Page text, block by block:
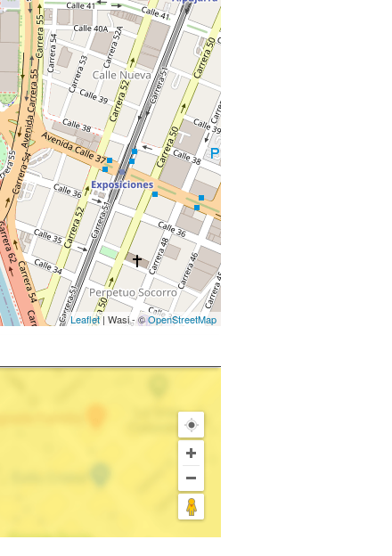
Leaflet| Wasi - ©OpenStreetMap